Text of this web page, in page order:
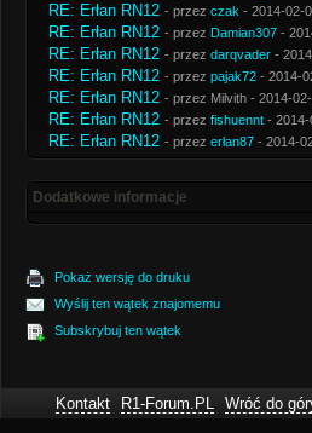
RE: Erłan RN12 - przez czak - 2014-02-
RE: Erłan RN12 - przez Damian307 -
RE: Erłan RN12 - przez darqvader -
RE: Erłan RN12 - przez pajak72 - 2014-
RE: Erłan RN12 - przez Milvith - 2014-
RE: Erłan RN12 - przez fishuennt - 2014-
RE: Erłan RN12 - przez erłan87 - 2014-
Dodatkowe informacje
Pokaż wersję do druku
Wyślij ten wątek znajomemu
Subskrybuj ten wątek
Kontakt R1-Forum.PL Wróć do